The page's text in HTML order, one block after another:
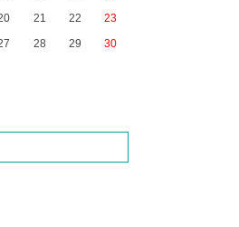
21 22
23
28 29
30